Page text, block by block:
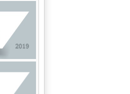
metano'